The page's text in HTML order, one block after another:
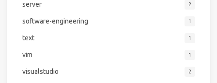
server 2
software-engineering 1
text 1
vim 1
visualstudio 2